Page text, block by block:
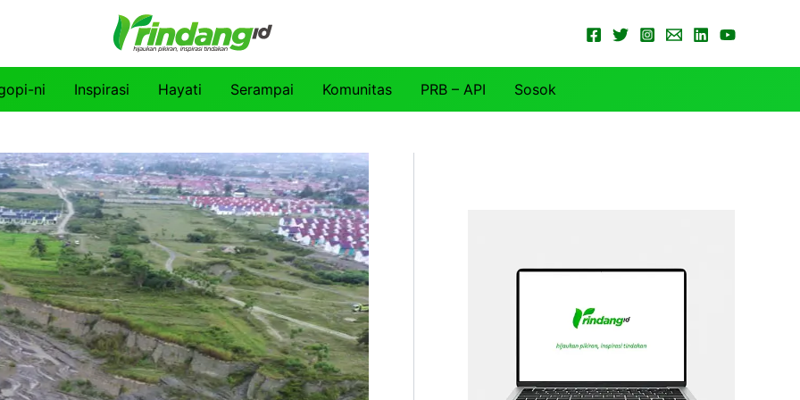
ni Inspirasi Hayati Serampai Komunitas PRB – API Sosok